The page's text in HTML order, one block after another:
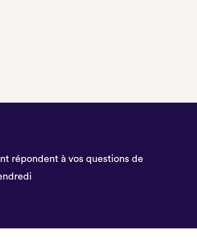
répondent à vos questions de